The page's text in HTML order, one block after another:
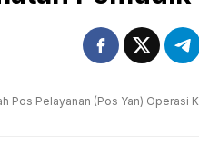
Pos Pelayanan (Pos Yan) Operasi